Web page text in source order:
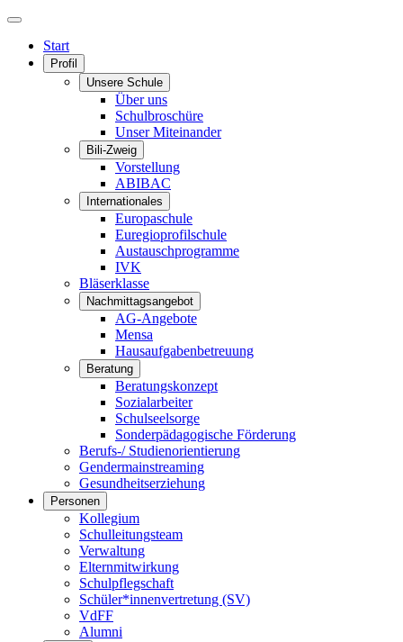
Start
Profil
Unsere Schule
Über uns
Schulbroschüre
Unser Miteinander
Bili-Zweig
Vorstellung
ABIBAC
Internationales
Europaschule
Euregioprofilschule
Austauschprogramme
IVK
Bläserklasse
Nachmittagsangebot
AG-Angebote
Mensa
Hausaufgabenbetreuung
Beratung
Beratungskonzept
Sozialarbeiter
Schulseelsorge
Sonderpädagogische Förderung
Berufs-/ Studienorientierung
Gendermainstreaming
Gesundheitserziehung
Personen
Kollegium
Schulleitungsteam
Verwaltung
Elternmitwirkung
Schulpflegschaft
Schüler*innenvertretung (SV)
VdFF
Alumni